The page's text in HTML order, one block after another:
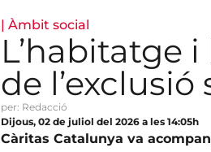
| Àmbit social
L’habitatge
de l’exclusió
per: Redacció
Dijous, 02 de juliol del 2026 a les 14:05h
Càritas Catalunya va